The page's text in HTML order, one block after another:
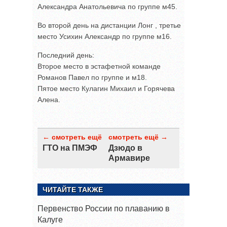
Александра Анатольевича по группе м45.
Во второй день на дистанции Лонг , третье
место Усихин Александр по группе м16.
Последний день:
Второе место в эстафетной команде
Романов Павел по группе и м18.
Пятое место Кулагин Михаил и Горячева
Алена.
← смотреть ещё
ГТО на ПМЭФ
смотреть ещё →
Дзюдо в
Армавире
ЧИТАЙТЕ ТАКЖЕ
Первенство России по плаванию в
Калуге